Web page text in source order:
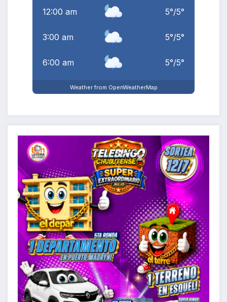
12:00 am 5°/5°
3:00 am 5°/5°
6:00 am 5°/5°
Weather from OpenWeatherMap